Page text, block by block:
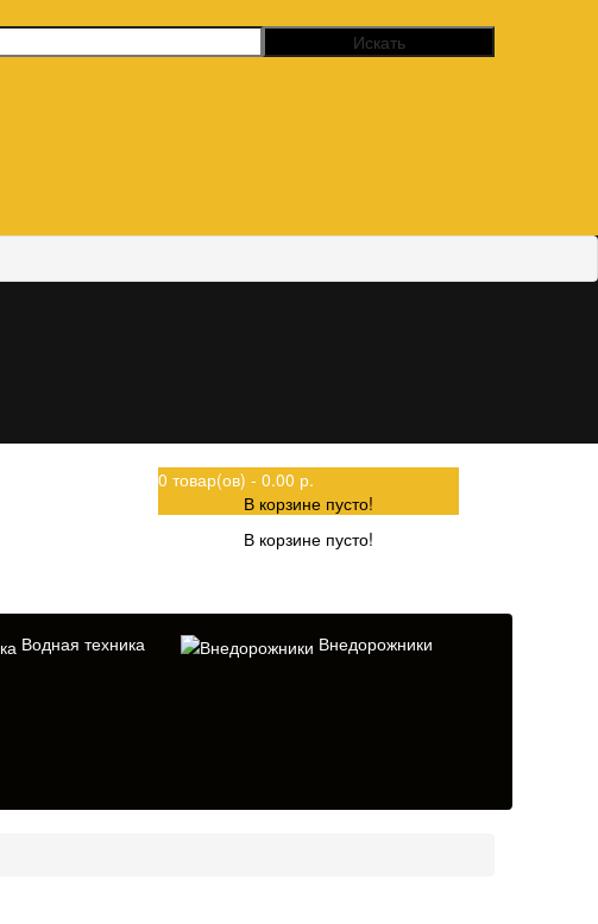
0 товар(ов) - 0.00 р.
В корзине пусто!
В корзине пусто!
Водная техника Внедорожники